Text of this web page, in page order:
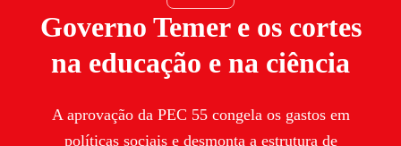
Governo Temer e os cortes
na educação e na ciência
A aprovação da PEC 55 congela os gastos em
políticas sociais e desmonta a estrutura de